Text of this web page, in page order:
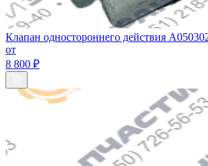
Клапан одностороннего действия
от
8 800 ₽